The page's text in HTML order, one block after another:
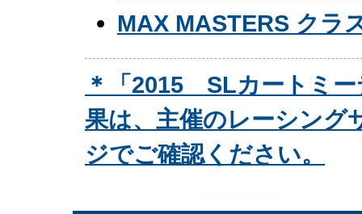
MAX MASTERS ク
＊「2015 SLカートミー
果は、主催のレーシン
ジでご確認ください。